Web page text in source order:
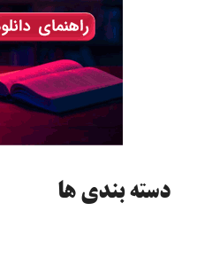
دسته‌ بندی ها